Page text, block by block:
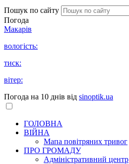
Пошук по сайту
Погода
Макарів
вологість:
тиск:
вітер:
Погода на 10 днів від sinoptik.ua
ГОЛОВНА
ВІЙНА
Мапа повітряних тривог
ПРО ГРОМАДУ
Aдміністративний центр